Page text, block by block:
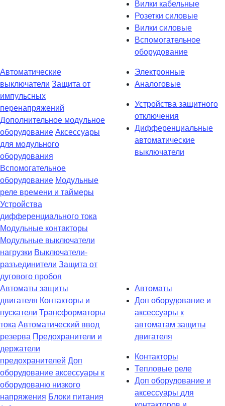
Вилки кабельные
Розетки силовые
Вилки силовые
Вспомогательное
оборудование
Автоматические
выключатели Защита от
импульсных
перенапряжений
Дополнительное модульное
оборудование Аксессуары
для модульного
оборудования
Вспомогательное
оборудование Модульные
реле времени и таймеры
Устройства
дифференциального тока
Модульные контакторы
Модульные выключатели
нагрузки Выключатели-
разъединители Защита от
дугового пробоя
Электронные
Аналоговые
Устройства защитного
отключения
Дифференциальные
автоматические
выключатели
Автоматы защиты
двигателя Контакторы и
пускатели Трансформаторы
тока Автоматический ввод
резерва Предохранители и
держатели
предохранителей Доп
оборудование аксессуары к
оборудованю низкого
напряжения Блоки питания
Автоматы
Доп оборудование и
аксессуары к
автоматам защиты
двигателя
Контакторы
Тепловые реле
Доп оборудование и
аксессуары для